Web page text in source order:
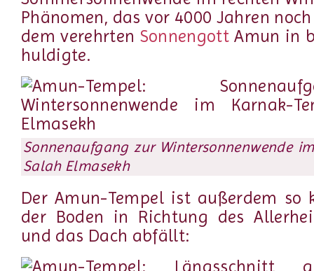
Phänomen, das vor 4000 Jahren
dem verehrten Sonnengott Amun in
huldigte.
Sonnenaufgang zur Wintersonnenwende
Salah Elmasekh
Der Amun-Tempel ist außerdem so
der Boden in Richtung des
und das Dach abfällt: